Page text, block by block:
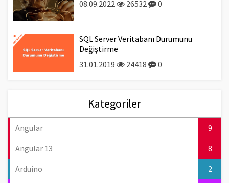
08.09.2022 26532 0
SQL Server Veritabanı Durumunu
Değiştirme
31.01.2019
24418 0
Kategoriler
Angular
9
Angular 13
8
Arduino
2